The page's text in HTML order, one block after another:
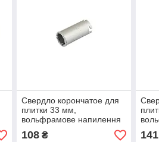
Свердло корончатое для
плитки 33 мм,
вольфрамове напилення
GRANITE 2-08-233
108₴ 141